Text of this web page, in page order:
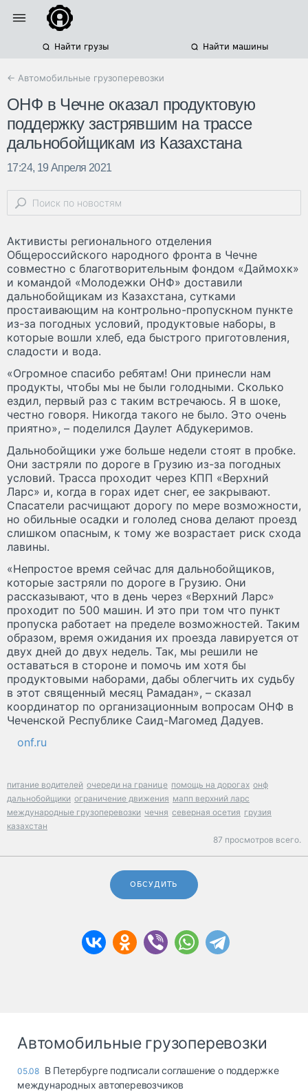
Найти грузы Найти машины
← Автомобильные грузоперевозки
ОНФ в Чечне оказал продуктовую
поддержку застрявшим на трассе
дальнобойщикам из Казахстана
17:24, 19 Апреля 2021
Активисты регионального отделения
Общероссийского народного фронта в Чечне
совместно с благотворительным фондом «Даймохк»
и командой «Молодежки ОНФ» доставили
дальнобойщикам из Казахстана, сутками
простаивающим на контрольно-пропускном пункте
из-за погодных условий, продуктовые наборы, в
которые вошли хлеб, еда быстрого приготовления,
сладости и вода.
«Огромное спасибо ребятам! Они принесли нам
продукты, чтобы мы не были голодными. Сколько
ездил, первый раз с таким встречаюсь. Я в шоке,
честно говоря. Никогда такого не было. Это очень
приятно», – поделился Даулет Абдукеримов.
Дальнобойщики уже больше недели стоят в пробке.
Они застряли по дороге в Грузию из-за погодных
условий. Трасса проходит через КПП «Верхний
Ларс» и, когда в горах идет снег, ее закрывают.
Спасатели расчищают дорогу по мере возможности,
но обильные осадки и гололед снова делают проезд
слишком опасным, к тому же возрастает риск схода
лавины.
«Непростое время сейчас для дальнобойщиков,
которые застряли по дороге в Грузию. Они
рассказывают, что в день через «Верхний Ларс»
проходит по 500 машин. И это при том что пункт
пропуска работает на пределе возможностей. Таким
образом, время ожидания их проезда лавируется от
двух дней до двух недель. Так, мы решили не
оставаться в стороне и помочь им хотя бы
продуктовыми наборами, дабы облегчить их судьбу
в этот священный месяц Рамадан», – сказал
координатор по организационным вопросам ОНФ в
Чеченской Республике Саид-Магомед Дадуев.
onf.ru
питание водителей очереди на границе помощь на дорогах онф
дальнобойщики ограничение движения мапп верхний ларс
международные грузоперевозки чечня северная осетия грузия
казахстан
87 просмотров всего.
ОБСУДИТЬ
Автомобильные грузоперевозки
05.08 В Петербурге подписали соглашение о поддержке
международных автоперевозчиков